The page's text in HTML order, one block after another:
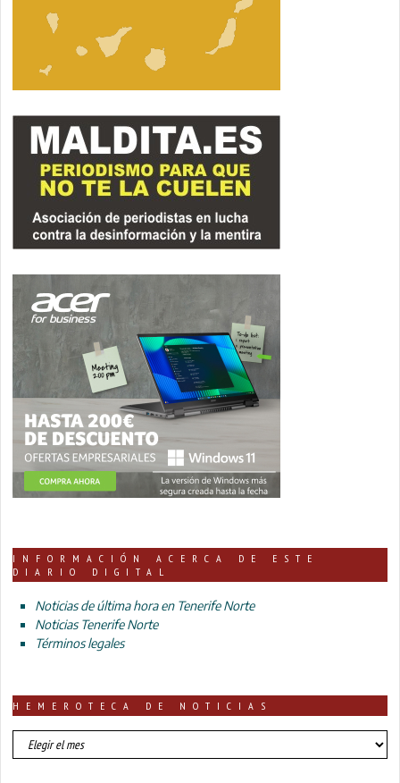
INFORMACIÓN ACERCA DE ESTE
DIARIO DIGITAL
Noticias de última hora en Tenerife Norte
Noticias Tenerife Norte
Términos legales
HEMEROTECA DE NOTICIAS
HEMEROTECA
DE